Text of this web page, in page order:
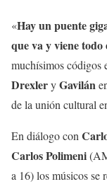
«Hay un puente
que va y viene todo
muchísimos códigos
DrexleryGavilán
de la unión cultural
En diálogo con
Carlos Polimeni
a 16) los músicos se